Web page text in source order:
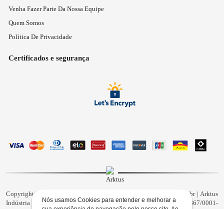
Nós usamos Cookies para entender e melhorar a
Venha Fazer Parte Da Nossa Equipe
Quem Somos
Política De Privacidade
Certificados e segurança
Copyright© 2026 - Todos os direitos reservados | www.arktus.com.br | Arktus
Indústria e Comércio de Produtos Para Saúde Ltda | CNPJ: 01.417.367/0001-